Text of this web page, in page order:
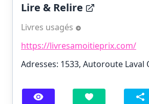
Lire & Relire
Livres usagés
https://livresamoitieprix.com/
Adresses: 1533, Autoroute Laval